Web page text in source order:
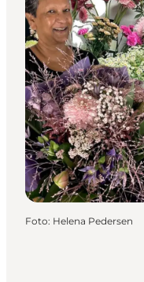
Foto: Helena Pedersen